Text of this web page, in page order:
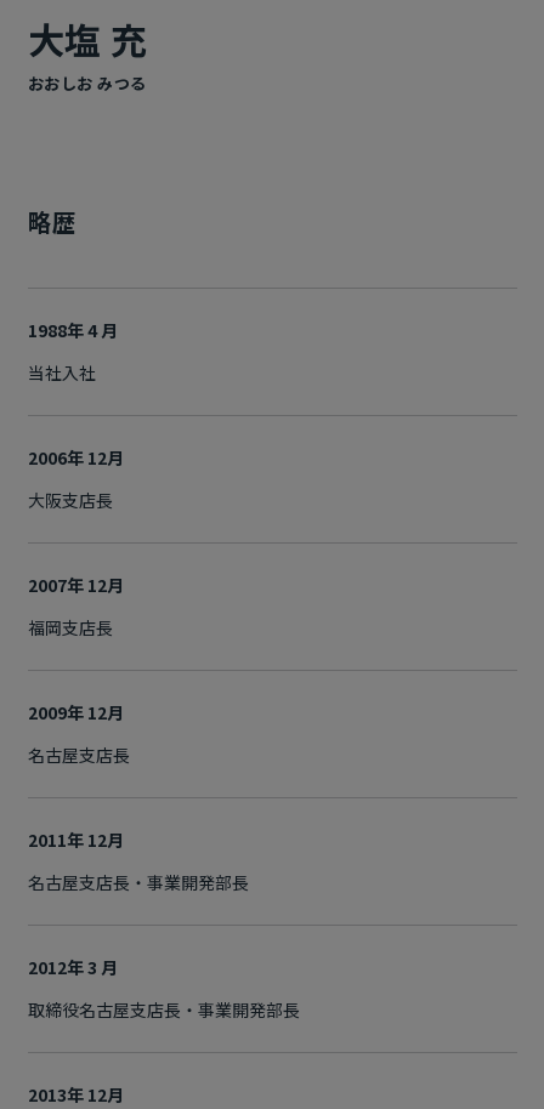
大塩 充
おおしお みつる
略歴
1988年 4 月
当社入社
2006年 12月
大阪支店長
2007年 12月
福岡支店長
2009年 12月
名古屋支店長
2011年 12月
名古屋支店長・事業開発部長
2012年 3 月
取締役名古屋支店長・事業開発部長
2013年 12月